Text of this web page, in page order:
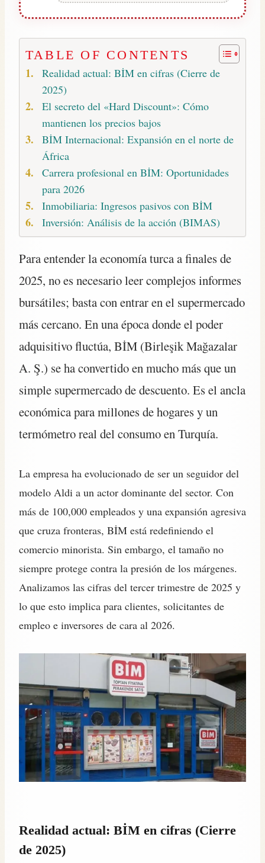
TABLE OF CONTENTS
Realidad actual: BİM en cifras (Cierre de
2025)
El secreto del «Hard Discount»: Cómo
mantienen los precios bajos
BİM Internacional: Expansión en el norte de
África
Carrera profesional en BİM: Oportunidades
para 2026
Inmobiliaria: Ingresos pasivos con BİM
Inversión: Análisis de la acción (BIMAS)
Para entender la economía turca a finales de
2025, no es necesario leer complejos informes
bursátiles; basta con entrar en el supermercado
más cercano. En una época donde el poder
adquisitivo fluctúa, BİM (Birleşik Mağazalar
A. Ş.) se ha convertido en mucho más que un
simple supermercado de descuento. Es el ancla
económica para millones de hogares y un
termómetro real del consumo en Turquía.
La empresa ha evolucionado de ser un seguidor del
modelo Aldi a un actor dominante del sector. Con
más de 100,000 empleados y una expansión agresiva
que cruza fronteras, BİM está redefiniendo el
comercio minorista. Sin embargo, el tamaño no
siempre protege contra la presión de los márgenes.
Analizamos las cifras del tercer trimestre de 2025 y
lo que esto implica para clientes, solicitantes de
empleo e inversores de cara al 2026.
Realidad actual: BİM en cifras (Cierre
de 2025)